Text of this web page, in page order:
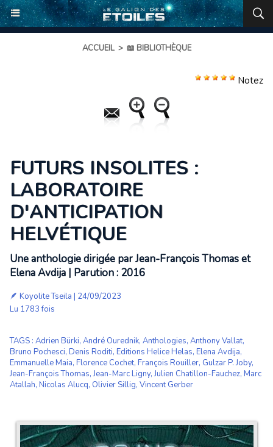
ACCUEIL > 📖 BIBLIOTHÈQUE
Notez
FUTURS INSOLITES :
LABORATOIRE
D'ANTICIPATION
HELVÉTIQUE
Une anthologie dirigée par Jean-François Thomas et
Elena Avdija | Parution : 2016
🪶 Koyolite Tseila | 24/09/2023
Lu 1783 fois
TAGS : Adrien Bürki, André Ourednik, Anthologies, Anthony Vallat,
Bruno Pochesci, Denis Roditi, Editions Helice Helas, Elena Avdija,
Emmanuelle Maia, Florence Cochet, François Rouiller, Gulzar P. Joby,
Jean-François Thomas,Jean-Marc Ligny,Julien Chatillon-Fauchez, Marc
Atallah, Nicolas Alucq, Olivier Sillig, Vincent Gerber